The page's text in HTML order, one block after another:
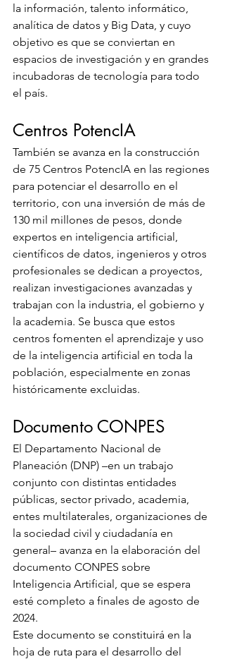
la información, talento informático,
analítica de datos y Big Data, y cuyo
objetivo es que se conviertan en
espacios de investigación y en grandes
incubadoras de tecnología para todo
el país.
Centros PotencIA
También se avanza en la construcción
de 75 Centros PotencIA en las regiones
para potenciar el desarrollo en el
territorio, con una inversión de más de
130 mil millones de pesos, donde
expertos en inteligencia artificial,
científicos de datos, ingenieros y otros
profesionales se dedican a proyectos,
realizan investigaciones avanzadas y
trabajan con la industria, el gobierno y
la academia. Se busca que estos
centros fomenten el aprendizaje y uso
de la inteligencia artificial en toda la
población, especialmente en zonas
históricamente excluidas.
Documento CONPES
El Departamento Nacional de
Planeación (DNP) –en un trabajo
conjunto con distintas entidades
públicas, sector privado, academia,
entes multilaterales, organizaciones de
la sociedad civil y ciudadanía en
general– avanza en la elaboración del
documento CONPES sobre
Inteligencia Artificial, que se espera
esté completo a finales de agosto de
2024.
Este documento se constituirá en la
hoja de ruta para el desarrollo del